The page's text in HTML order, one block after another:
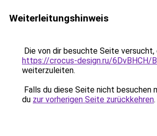
Weiterleitungshinweis
Die von dir besuchte Seite versucht,
https://crocus-design.ru/6DvBHCH/
weiterzuleiten.
Falls du diese Seite nicht besuchen
du zur vorherigen Seite zurückkehren.